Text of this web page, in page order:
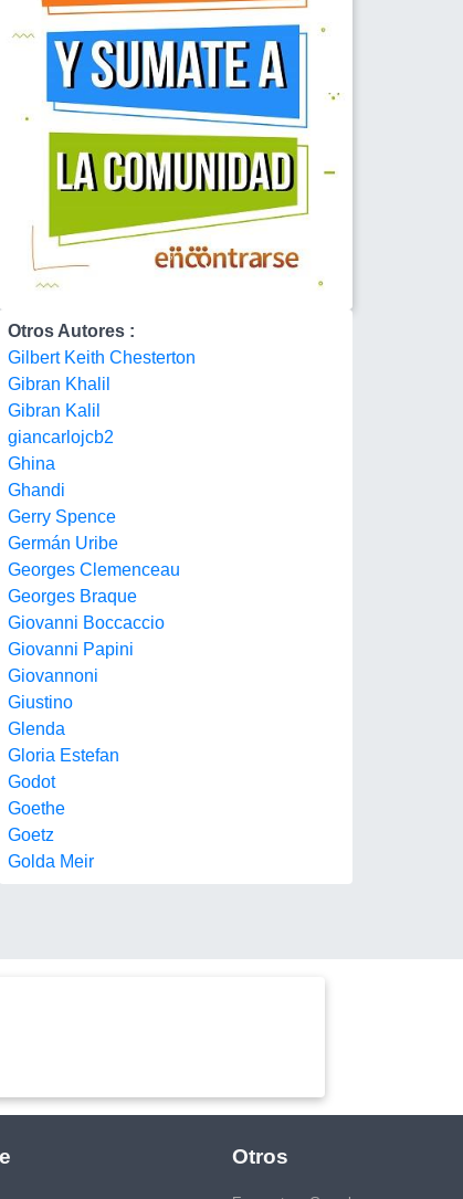
Otros Autores :
Gilbert Keith Chesterton
Gibran Khalil
Gibran Kalil
giancarlojcb2
Ghina
Ghandi
Gerry Spence
Germán Uribe
Georges Clemenceau
Georges Braque
Giovanni Boccaccio
Giovanni Papini
Giovannoni
Giustino
Glenda
Gloria Estefan
Godot
Goethe
Goetz
Golda Meir
Otros